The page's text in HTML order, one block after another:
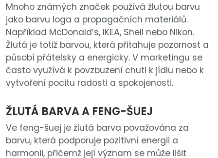
Mnoho známých značek používá žlutou barvu
jako barvu loga a propagačních materiálů.
Například McDonald’s, IKEA, Shell nebo Nikon.
Žlutá je totiž barvou, která přitahuje pozornost a
působí přátelsky a energicky. V marketingu se
často využívá k povzbuzení chuti k jídlu nebo k
vytvoření pocitu radosti a spokojenosti.
ŽLUTÁ BARVA A FENG-ŠUEJ
Ve feng-šuej je žlutá barva považována za
barvu, která podporuje pozitivní energii a
harmonii, přičemž její význam se může lišit